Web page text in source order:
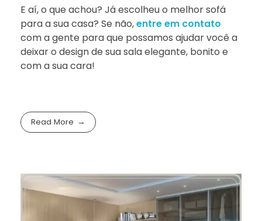
E aí, o que achou? Já escolheu o melhor sofá
para a sua casa? Se não,entre em contato
com a gente para que possamos ajudar você a
deixar o design de sua sala elegante, bonito e
com a sua cara!
Read More